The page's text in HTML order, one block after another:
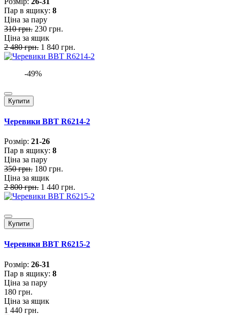
Пар в ящику: 8
Ціна за пару
310 грн. 230 грн.
Ціна за ящик
2 480 грн. 1 840 грн.
-49%
Купити
Черевики BBT R6214-2
Розмiр: 21-26
Пар в ящику: 8
Ціна за пару
350 грн. 180 грн.
Ціна за ящик
2 800 грн. 1 440 грн.
Купити
Черевики BBT R6215-2
Розмiр: 26-31
Пар в ящику: 8
Ціна за пару
180 грн.
Ціна за ящик
1 440 грн.